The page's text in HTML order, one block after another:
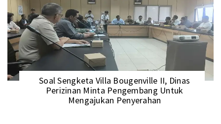
Soal Sengketa Villa Bougenville II, Dinas
Perizinan Minta Pengembang Untuk
Mengajukan Penyerahan